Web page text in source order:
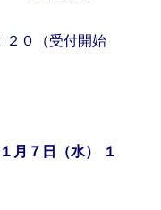
２０（受付開始
月７ 日（水） １